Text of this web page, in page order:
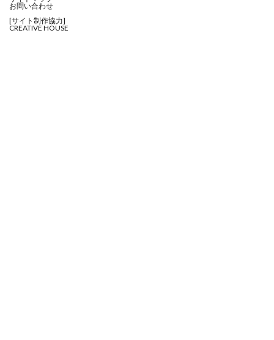
お問い合わせ
[サイト制作協力]
CREATIVE HOUSE